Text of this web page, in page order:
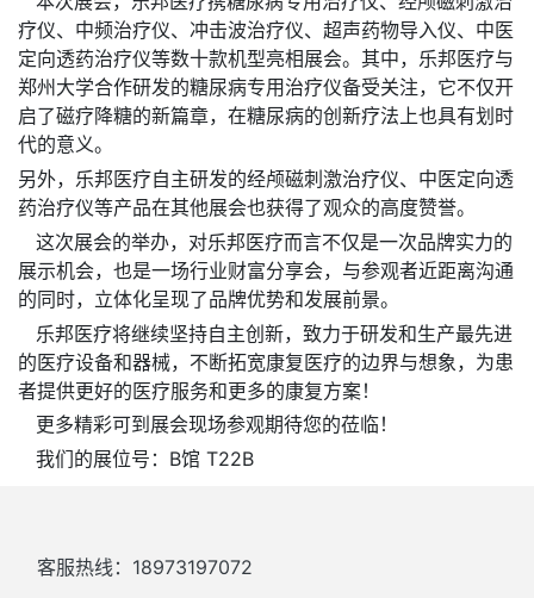
疗仪、中频治疗仪、冲击波治疗仪、超声药物导入仪、中医
定向透药治疗仪等数十款机型亮相展会。其中，乐邦医疗与
郑州大学合作研发的糖尿病专用治疗仪备受关注，它不仅开
启了磁疗降糖的新篇章，在糖尿病的创新疗法上也具有划时
代的意义。
另外，乐邦医疗自主研发的经颅磁刺激治疗仪、中医定向透
药治疗仪等产品在其他展会也获得了观众的高度赞誉。
这次展会的举办，对乐邦医疗而言不仅是一次品牌实力的
展示机会，也是一场行业财富分享会，与参观者近距离沟通
的同时，立体化呈现了品牌优势和发展前景。
乐邦医疗将继续坚持自主创新，致力于研发和生产最先进
的医疗设备和器械，不断拓宽康复医疗的边界与想象，为患
者提供更好的医疗服务和更多的康复方案！
更多精彩可到展会现场参观期待您的莅临！
我们的展位号：B馆 T22B
客服热线：18973197072